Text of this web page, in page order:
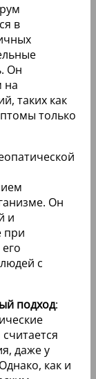
в
Он
на
таких как
только
Он
и
при
с
подход:
даже у
как и